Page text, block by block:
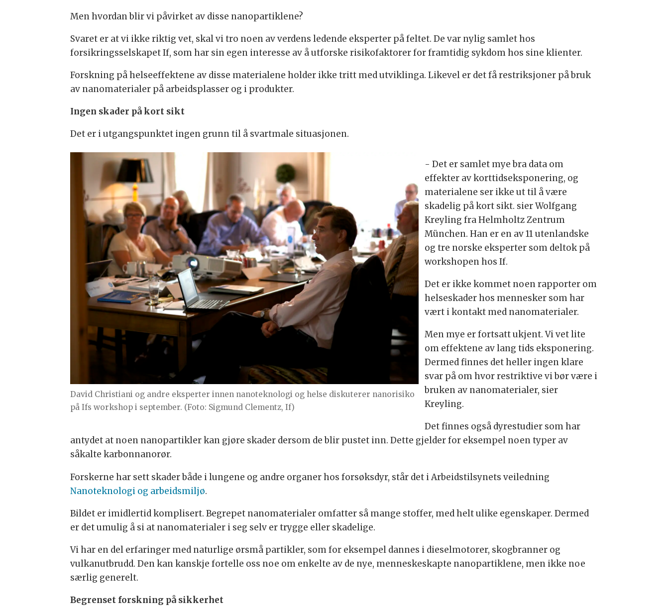
Men hvordan blir vi påvirket av disse nanopartiklene?
Svaret er at vi ikke riktig vet, skal vi tro noen av verdens ledende eksperter på feltet. De var nylig samlet hos
forsikringsselskapet If, som har sin egen interesse av å utforske risikofaktorer for framtidig sykdom hos sine klienter.
Forskning på helseeffektene av disse materialene holder ikke tritt med utviklinga. Likevel er det få restriksjoner på bruk
av nanomaterialer på arbeidsplasser og i produkter.
Ingen skader på kort sikt
Det er i utgangspunktet ingen grunn til å svartmale situasjonen.
David Christiani og andre eksperter innen nanoteknologi og helse diskuterer nanorisiko
på Ifs workshop i september. (Foto: Sigmund Clementz, If)
- Det er samlet mye bra data om
effekter av korttidseksponering, og
materialene ser ikke ut til å være
skadelig på kort sikt. sier Wolfgang
Kreyling fra Helmholtz Zentrum
München. Han er en av 11 utenlandske
og tre norske eksperter som deltok på
workshopen hos If.
Det er ikke kommet noen rapporter om
helseskader hos mennesker som har
vært i kontakt med nanomaterialer.
Men mye er fortsatt ukjent. Vi vet lite
om effektene av lang tids eksponering.
Dermed finnes det heller ingen klare
svar på om hvor restriktive vi bør være i
bruken av nanomaterialer, sier
Kreyling.
Det finnes også dyrestudier som har
antydet at noen nanopartikler kan gjøre skader dersom de blir pustet inn. Dette gjelder for eksempel noen typer av
såkalte karbonnanorør.
Forskerne har sett skader både i lungene og andre organer hos forsøksdyr, står det i Arbeidstilsynets veiledning
Nanoteknologi og arbeidsmiljø.
Bildet er imidlertid komplisert. Begrepet nanomaterialer omfatter så mange stoffer, med helt ulike egenskaper. Dermed
er det umulig å si at nanomaterialer i seg selv er trygge eller skadelige.
Vi har en del erfaringer med naturlige ørsmå partikler, som for eksempel dannes i dieselmotorer, skogbranner og
vulkanutbrudd. Den kan kanskje fortelle oss noe om enkelte av de nye, menneskeskapte nanopartiklene, men ikke noe
særlig generelt.
Begrenset forskning på sikkerhet